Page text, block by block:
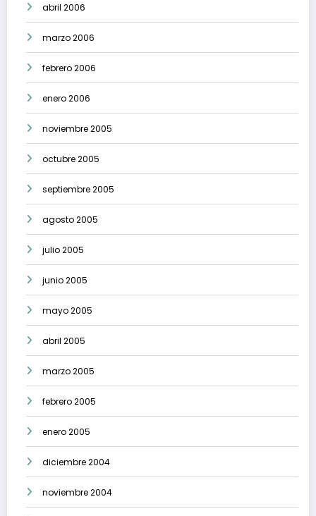
abril 2006
marzo 2006
febrero 2006
enero 2006
noviembre 2005
octubre 2005
septiembre 2005
agosto 2005
julio 2005
junio 2005
mayo 2005
abril 2005
marzo 2005
febrero 2005
enero 2005
diciembre 2004
noviembre 2004